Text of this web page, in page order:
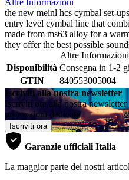
Altre Informazioni
the new meinl hcs cymbal set-
entry level cymbal line that
made from ms63 alloy for a
they offer the best possible
Altre Informazioni
Disponibilità Consegna in 1-2
GTIN
840553005004
Iscriviti alla nostra newsletter
Iscriviti ora alla nostra
promozioni dedicate
Iscriviti ora
Garanzie ufficiali Italia
La maggior parte dei nostri